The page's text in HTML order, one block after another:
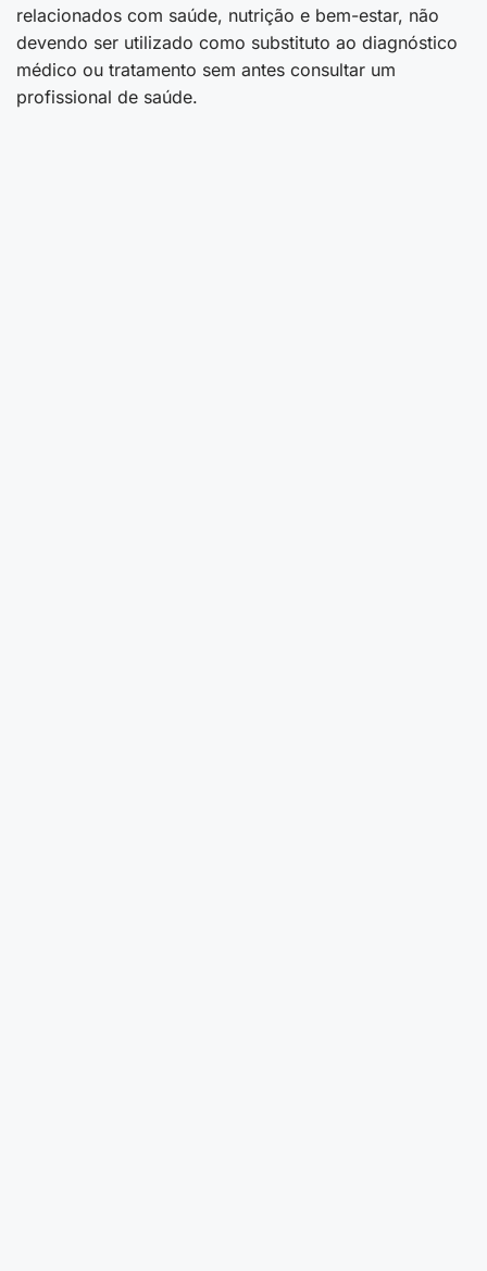
relacionados com saúde, nutrição e bem-estar, não
devendo ser utilizado como substituto ao diagnóstico
médico ou tratamento sem antes consultar um
profissional de saúde.